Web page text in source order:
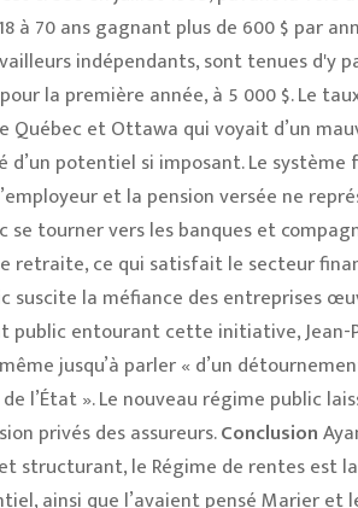
à 70 ans gagnant plus de 600 $ par
indépendants, sont tenues d'y
la première année, à 5 000 $. Le
Québec et Ottawa qui voyait d’un
potentiel si imposant. Le
et la pension versée ne
se tourner vers les banques et
retraite, ce qui satisfait le secteur
suscite la méfiance des entreprises
public entourant cette initiative, Jean-
jusqu’à parler « d’un
l’État ». Le nouveau régime public
privés des assureurs.Conclusion
structurant, le Régime de rentes est
ainsi que l’avaient pensé Marier et